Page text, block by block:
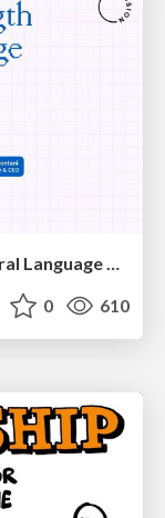
HU Berlin: Industrial-Strength Natural Language Processing with spaCy and Prodigy
0 610